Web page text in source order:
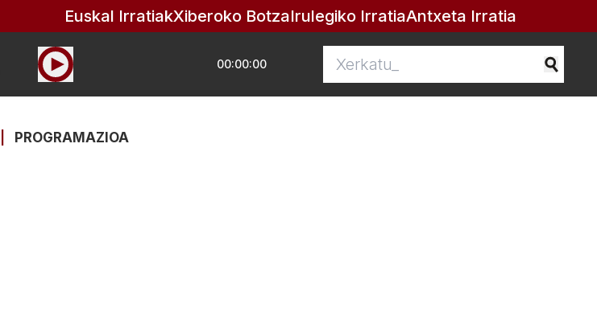
Euskal IrratiakXiberoko BotzaIrulegiko IrratiaAntxeta Irratia
00:00:00
PROGRAMAZIOA